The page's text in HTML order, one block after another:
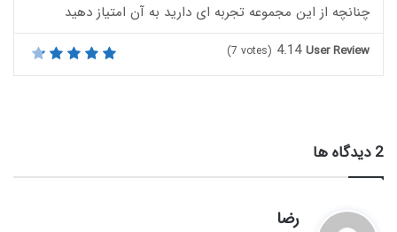
چنانچه از این مجموعه تجربه ای دارید به آن امتیاز دهید
User Review
4.14
(7 votes)
‫2 دیدگاه ها
رضا